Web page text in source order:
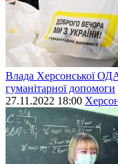
Влада Херсонської
гуманітарної допомоги
27.11.2022 18:00